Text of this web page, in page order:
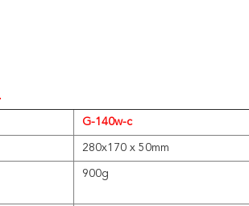
G-140w-c
280x170 x 50mm
900g